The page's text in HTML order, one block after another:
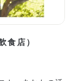
食店）